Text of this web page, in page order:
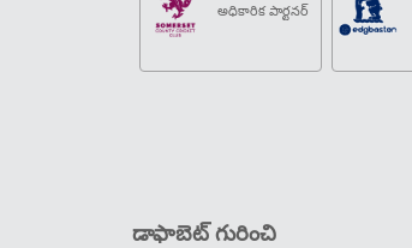
అధికారిక పార్టనర్
డాఫాబెట్ గురించి